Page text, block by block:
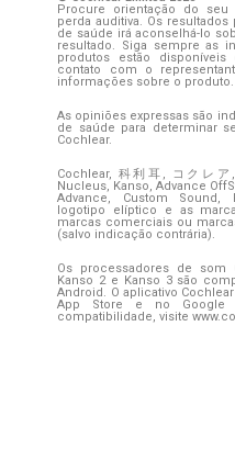
Procure orientação do
perda auditiva. Os
de saúde irá aconselhá-lo
resultado. Siga sempre as
produtos estão
contato com o
informações sobre o produto.
As opiniões expressas são
de saúde para determinar
Cochlear.
Cochlear, 科利耳, コクレア,
Nucleus, Kanso, Advance
Advance, Custom Sound,
logotipo elíptico e as
marcas comerciais ou
(salvo indicação contrária).
Os processadores de som
Kanso 2 e Kanso 3 são
Android. O aplicativo
App Store e no Google
compatibilidade, visite